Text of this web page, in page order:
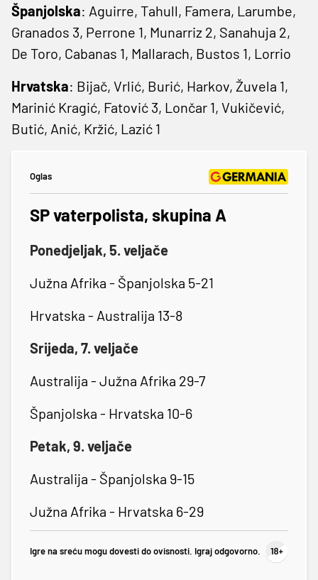
Španjolska: Aguirre, Tahull, Famera, Larumbe,
Granados 3, Perrone 1, Munarriz 2, Sanahuja 2,
De Toro, Cabanas 1, Mallarach, Bustos 1, Lorrio
Hrvatska: Bijač, Vrlić, Burić, Harkov, Žuvela 1,
Marinić Kragić, Fatović 3, Lončar 1, Vukičević,
Butić, Anić, Kržić, Lazić 1
Oglas
SP vaterpolista, skupina A
Ponedjeljak, 5. veljače
Južna Afrika - Španjolska 5-21
Hrvatska - Australija 13-8
Srijeda, 7. veljače
Australija - Južna Afrika 29-7
Španjolska - Hrvatska 10-6
Petak, 9. veljače
Australija - Španjolska 9-15
Južna Afrika - Hrvatska 6-29
Igre na sreću mogu dovesti do ovisnosti. Igraj odgovorno.